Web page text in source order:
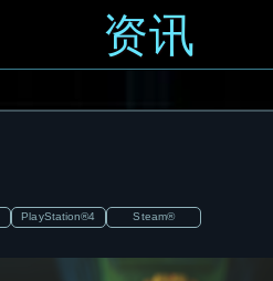
资讯
PlayStation®4 Steam®